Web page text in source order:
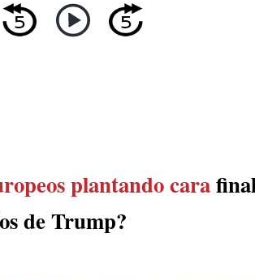
plantando cara
de Trump?